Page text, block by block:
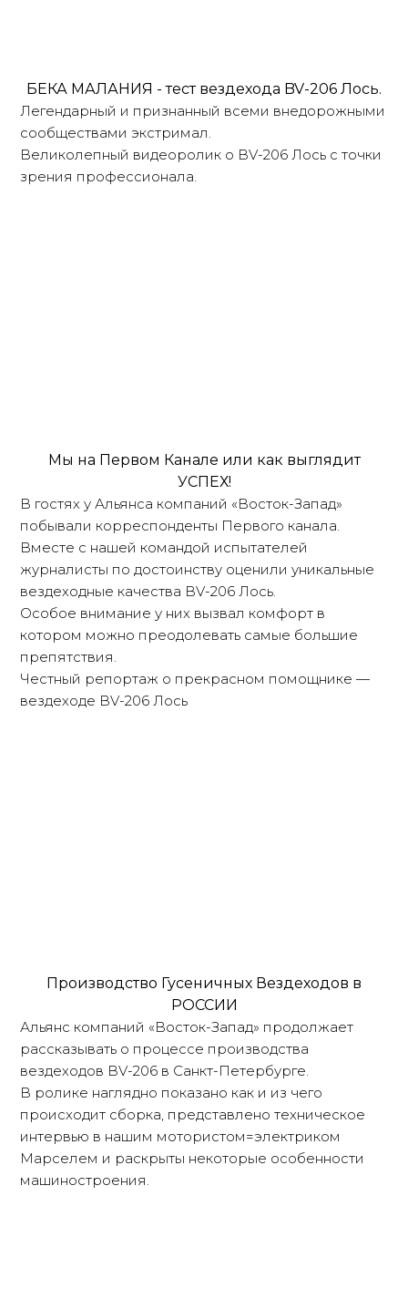
БЕКА МАЛАНИЯ - тест вездехода BV-206 Лось.
Легендарный и признанный всеми внедорожными
сообществами экстримал.
Великолепный видеоролик о BV-206 Лось с точки
зрения профессионала.
Мы на Первом Канале или как выглядит
УСПЕХ!
В гостях у Альянса компаний «Восток-Запад»
побывали корреспонденты Первого канала.
Вместе с нашей командой испытателей
журналисты по достоинству оценили уникальные
вездеходные качества BV-206 Лось.
Особое внимание у них вызвал комфорт в
котором можно преодолевать самые большие
препятствия.
Честный репортаж о прекрасном помощнике —
вездеходе BV-206 Лось
Производство Гусеничных Вездеходов в
РОССИИ
Альянс компаний «Восток-Запад» продолжает
рассказывать о процессе производства
вездеходов BV-206 в Санкт-Петербурге.
В ролике наглядно показано как и из чего
происходит сборка, представлено техническое
интервью в нашим мотористом=электриком
Марселем и раскрыты некоторые особенности
машиностроения.